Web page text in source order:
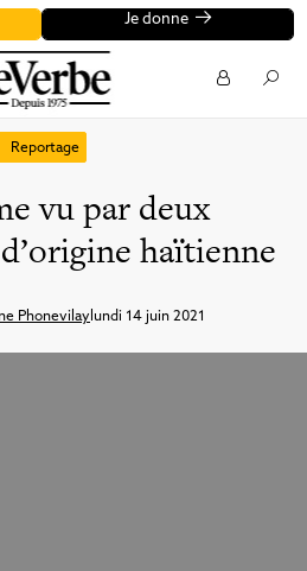
Je donne
Reportage
vu par deux
haïtienne
Phonevilay lundi 14 juin 2021